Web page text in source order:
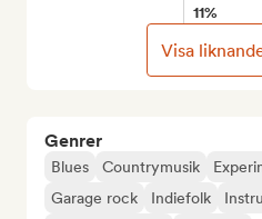
Genrer
Blues Countrymusik
Garage rock
Indiefolk
11%
Visa